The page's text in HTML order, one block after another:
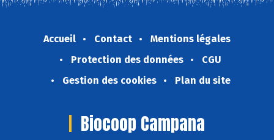
Accueil Contact
Mentions légales
Protection des données
CGU
Gestion des cookies
Plan du site
Biocoop Campana